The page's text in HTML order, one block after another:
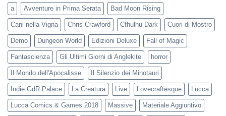
a Avventure in Prima Serata Bad Moon Rising
Cani nella Vigna Chris Crawford Cthulhu Dark Cuori di Mostro
Demo Dungeon World Edizioni Deluxe Fall of Magic
Fantascienza Gli Ultimi Giorni di Anglekite horror
Il Mondo dell'Apocalisse Il Silenzio dei Minotauri
Indie GdR Palace La Creatura Live Lovecraftesque Lucca
Lucca Comics & Games 2018 Massive Materiale Aggiuntivo